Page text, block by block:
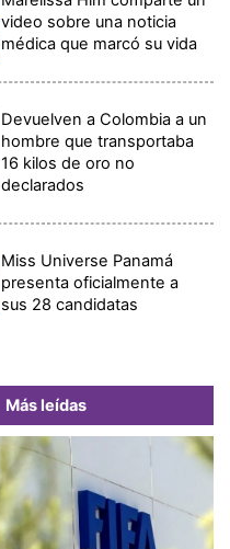
video sobre una noticia
médica que marcó su vida
Devuelven a Colombia a un
hombre que transportaba
16 kilos de oro no
declarados
Miss Universe Panamá
presenta oficialmente a
sus 28 candidatas
Más leídas